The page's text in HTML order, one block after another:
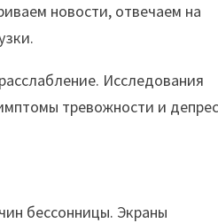
новости, отвечаем на
Исследования
тревожности и
бессонницы. Экраны